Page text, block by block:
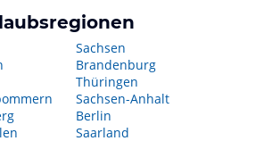
Sachsen
Brandenburg
Thüringen
Sachsen-Anhalt
Berlin
Saarland